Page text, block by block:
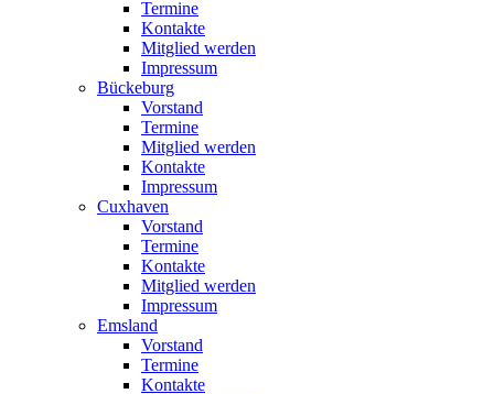
Termine
Kontakte
Mitglied werden
Impressum
Bückeburg
Vorstand
Termine
Mitglied werden
Kontakte
Impressum
Cuxhaven
Vorstand
Termine
Kontakte
Mitglied werden
Impressum
Emsland
Vorstand
Termine
Kontakte